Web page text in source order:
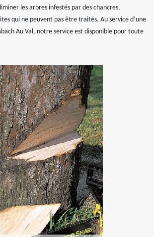
les arbres infestés par des chancres,
qui ne peuvent pas être traités. Au service d’une
Au Val, notre service est disponible pour toute